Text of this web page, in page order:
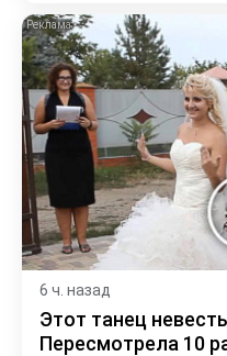
6 ч. назад
Этот танец
Пересмотрела 10